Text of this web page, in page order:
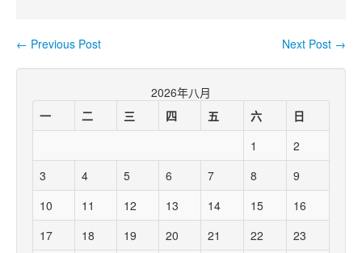
Post navigation
Next Post →
← Previous Post
2026年八月
一
二 三 四 五 六 日
1
2
3
4 5 6 7 8
9
10
11 12 13 14 15
16
17
18 19 20 21 22
23